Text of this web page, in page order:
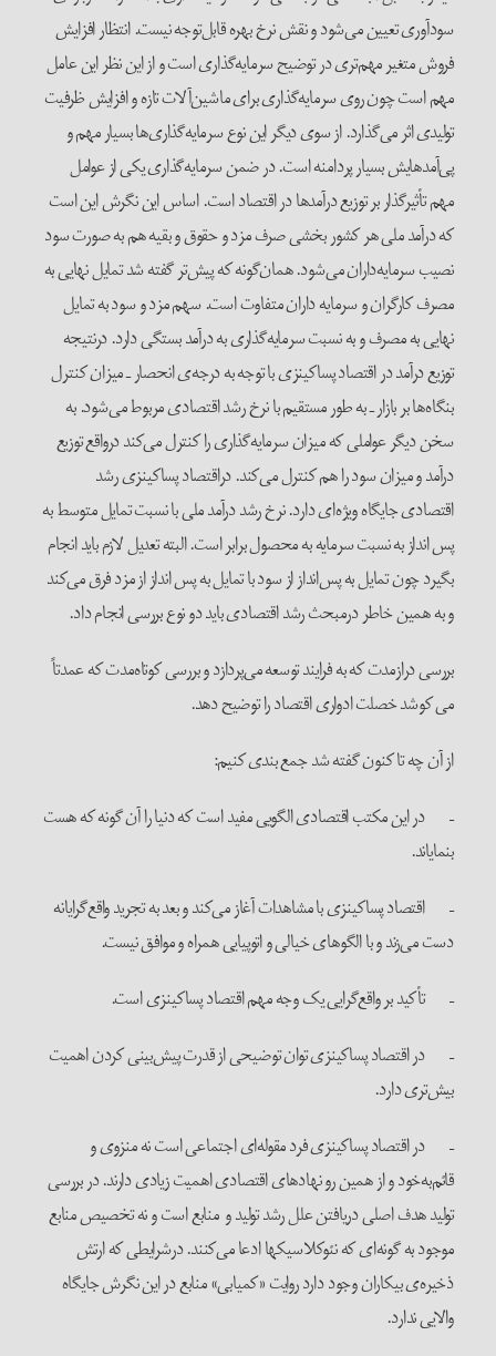
سودآوری تعیین می‌شود و نقش نرخ بهره قابل‌توجه نیست. انتظار افزایش
فروش متغیر مهم‌تری در توضیح سرمایه‌گذاری است و از این نظر این عامل
مهم است چون روی سرمایه‌گذاری برای ماشین‌آلات تازه و افزایش ظرفیت
تولیدی اثر می‌گذارد. از سوی دیگر این نوع سرمایه‌گذاری‌ها بسیار مهم و
پی‌آمدهایش بسیار پردامنه است. در ضمن سرمایه‌گذاری یکی از عوامل
مهم تأثیرگذار بر توزیع درآمدها در اقتصاد است. اساس این نگرش این است
که درآمد ملی هر کشور بخشی صرف مزد و حقوق و بقیه هم به صورت سود
نصیب سرمایه‌داران می‌شود. همان‌گونه که پیش‌تر گفته شد تمایل نهایی به
مصرف کارگران و سرمایه داران متفاوت است. سهم مزد و سود به تمایل
نهایی به مصرف و به نسبت سرمایه‌گذاری به درآمد بستگی دارد. درنتیجه
توزیع درآمد در اقتصاد پساکینزی با توجه به درجه‌ی انحصار ـ میزان کنترل
بنگاه‌ها بر بازار ـ به طور مستقیم با نرخ رشد اقتصادی مربوط می‌شود. به
سخن دیگر عواملی که میزان سرمایه‌گذاری را کنترل می‌کند درواقع توزیع
درآمد و میزان سود را هم کنترل می‌کند. دراقتصاد پساکینزی رشد
اقتصادی جایگاه ویژه‌ای دارد. نرخ رشد درآمد ملی با نسبت تمایل متوسط به
پس انداز به نسبت سرمایه به محصول برابر است. البته تعدیل لازم باید انجام
بگیرد چون تمایل به پس‌انداز از سود با تمایل به پس انداز از مزد فرق می‌کند
و به همین خاطر درمبحث رشد اقتصادی باید دو نوع بررسی انجام داد.
بررسی درازمدت که به فرایند توسعه می‌پردازد و بررسی کوتاه‌مدت که عمدتاً
می کوشد خصلت ادواری اقتصاد را توضیح دهد.
از آن چه تا کنون گفته شد جمع بندی کنیم:
– در این مکتب اقتصادی الگویی مفید است که دنیا را آن گونه که هست
بنمایاند.
– اقتصاد پساکینزی با مشاهدات آغاز می‌کند و بعد به تجرید واقع‌گرایانه
دست می‌زند و با الگوهای خیالی و اتوپیایی همراه و موافق نیست.
– تأکید بر واقع‌گرایی یک وجه مهم اقتصاد پساکینزی است.
– در اقتصاد پساکینزی توان توضیحی از قدرت پیش‌بینی کردن اهمیت
بیش‌تری دارد.
– در اقتصاد پساکینزی فرد مقوله‌ای اجتماعی است نه منزوی و
قائم‌به‌خود و از همین رو نهادهای اقتصادی اهمیت زیادی دارند. در بررسی
تولید هدف اصلی دریافتن علل رشد تولید و منابع است و نه تخصیص منابع
موجود به گونه‌ای که نئوکلاسیکها ادعا می‌کنند. درشرایطی که ارتش
ذخیره‌ی بیکاران وجود دارد روایت «کمیابی» منابع در این نگرش جایگاه
والایی ندارد.